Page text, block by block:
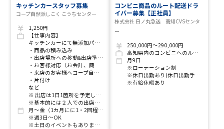
キッチンカースタッフ募集
コープ自然派しこく こうちセンター
1,250円
【仕事内容】
キッチンカーにて無添加パン等の移動販売・生協のPR業務をお願いします♪
・商品の積み込み
・出店場所への移動&出店準備（商品の陳列など）
・お客様対応（お会計、簡単な接客など）
・来店のお客様へコープ自然派のご紹介
・片付け
など
※ 出店は1日1箇所を予定しています！！
※基本的には２人での出店ですが、慣れてきたら１人での出店をしていただく場合もあります。
月～金（1カ月にに1・2回程度、土日のイベント出店をしています）
※週3日～OK
※土日のイベントもありますが、強制参加ではありませんので、事前に連絡いただければ、土日休み可能です！
コンビニ商品のルート配送ドラ
イバー募集【正社員】
株式会社 日ノ丸急送 高知CVSセンタ
ー
250,000円～290,000円
高知県内のコンビニへのルート配送
月9日
※ローテーション制
※休日出勤あり(休日出勤手当支給)
※有給休暇あり